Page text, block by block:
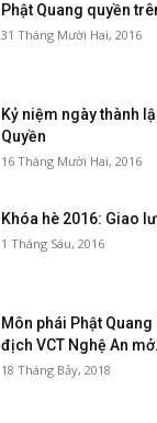
Phật Quang quyền
31 Tháng Mười Hai, 2016
Kỷ niệm ngày thành
Quyền
16 Tháng Mười Hai, 2016
Khóa hè 2016: Giao
1 Tháng Sáu, 2016
Môn phái Phật
địch VCT Nghệ An
18 Tháng Bảy, 2018